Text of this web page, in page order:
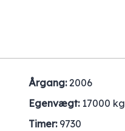
Årgang: 2006
Egenvægt: 17000 kg
Timer: 9730